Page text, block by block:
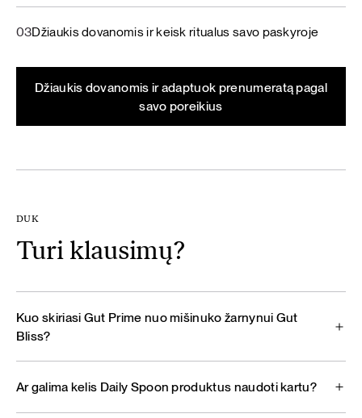
03Džiaukis dovanomis ir keisk ritualus savo paskyroje
Džiaukis dovanomis ir adaptuok prenumeratą pagal
savo poreikius
DUK
Turi klausimų?
Kuo skiriasi Gut Prime nuo mišinuko žarnynui Gut
Bliss?
Ar galima kelis Daily Spoon produktus naudoti kartu?